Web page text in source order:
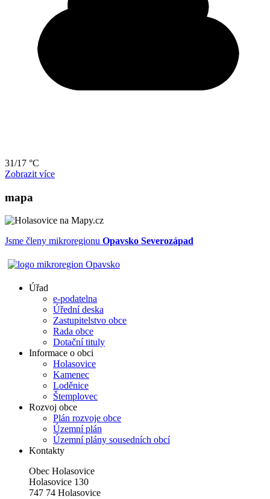
31/17 °C
Zobrazit více
mapa
Jsme členy mikroregionu Opavsko Severozápad
Úřad
e-podatelna
Úřední deska
Zastupitelstvo obce
Rada obce
Dotační tituly
Informace o obci
Holasovice
Kamenec
Loděnice
Štemplovec
Rozvoj obce
Plán rozvoje obce
Územní plán
Územní plány sousedních obcí
Kontakty
Obec Holasovice
Holasovice 130
747 74 Holasovice